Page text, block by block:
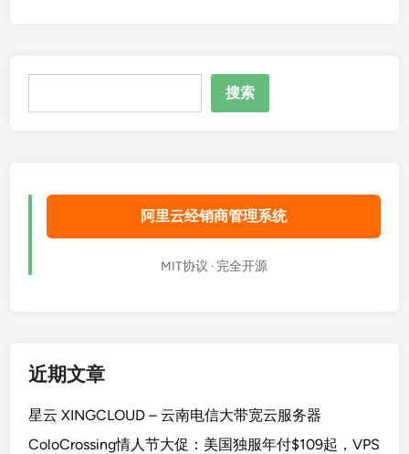
搜索
阿里云经销商管理系统
MIT协议 · 完全开源
近期文章
星云 XINGCLOUD – 云南电信大带宽云服务器
ColoCrossing情人节大促：美国独服年付$109起，VPS